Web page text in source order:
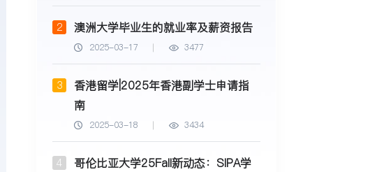
2 澳洲大学毕业生的就业率及薪资报告
2025-03-17 3477
3
香港留学|2025年香港副学士申请指
南
2025-03-18 3434
4
哥伦比亚大学25Fall新动态：SIPA学